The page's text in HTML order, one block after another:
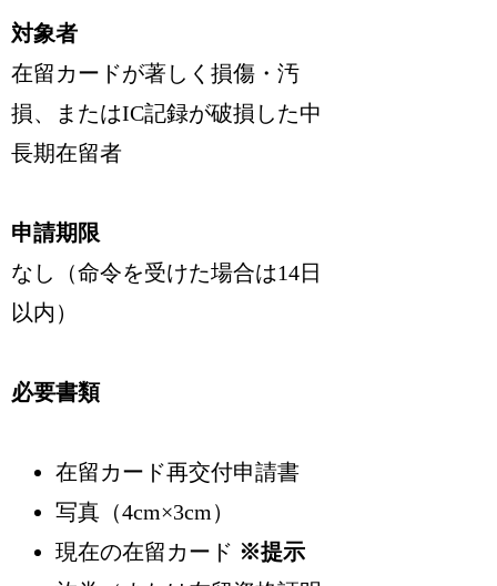
対象者
在留カードが著しく損傷・汚
損、またはIC記録が破損した中
長期在留者
申請期限
なし（命令を受けた場合は14日
以内 ）
必要書類
在留カード再交付申請書
写真（4cm×3cm）
現在の在留カード ※提示